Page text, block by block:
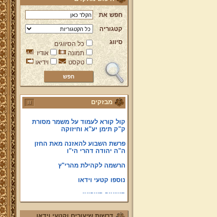
חפש את
קטגוריה
סיווג
כל הסיווגים
תמונה
אודיו
טקסט
וידיאו
מבזקים
הגר"י רצאבי שליט"א כל אחריות על
המתפרסם באתר, ואינו מודע לדברים
המפורסמים בו.
קווים לדמותו של מהרי"ץ זצוק"ל
פניה נרגשת אל אחינו בני עדת תימן
יע"א די בכל אתר ואתר
טופס הוראת קבע
לוח לימוד "עמוד יומי" בספר הזוהר
הקדוש
קול קורא לעמוד על משמר מסורת
פרשת השבוע להאזנה מאת החזן
הרשמה לקהילת מהרי"ץ
נוספו קטעי וידאו
השיעור השבועי
השבועי בכתב מול הנשמע